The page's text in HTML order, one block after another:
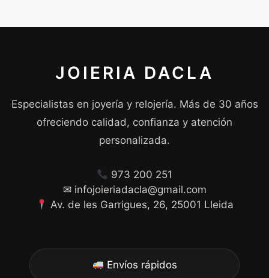
JOIERIA DACLA
Especialistas en joyería y relojería. Más de 30 años
ofreciendo calidad, confianza y atención
personalizada.
973 200 251
✉ infojoieriadacla@gmail.com
Av. de les Garrigues, 26, 25001 Lleida
Envíos rápidos